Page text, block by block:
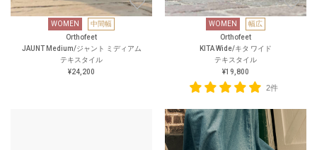
WOMEN
中間幅
Orthofeet
JAUNT Medium/ジャント ミディアム
テキスタイル
¥24,200
WOMEN
幅広
Orthofeet
KITA Wide/キタ ワイド
テキスタイル
¥19,800
2件